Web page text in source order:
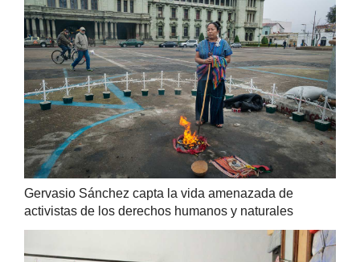
Gervasio Sánchez capta la vida amenazada de
activistas de los derechos humanos y naturales